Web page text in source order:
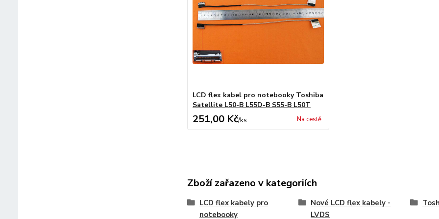
LCD flex kabel pro notebooky Toshiba
Satellite L50-B L55D-B S55-B L50T
251,00 Kč/ks Na cestě
Zboží zařazeno v kategoriích
LCD flex kabely pro
notebooky
Nové LCD flex kabely -
LVDS